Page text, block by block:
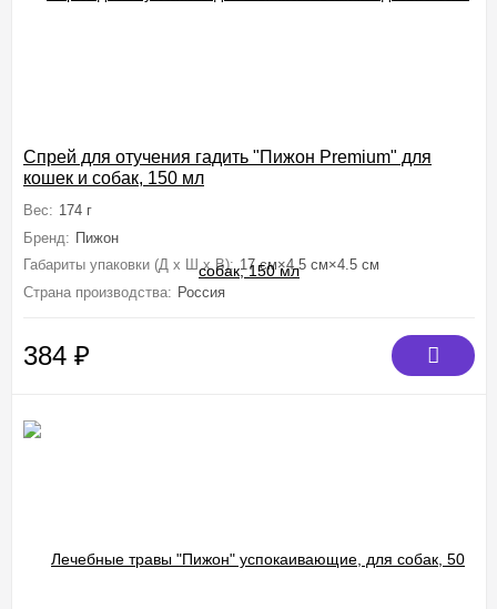
Спрей для отучения гадить "Пижон Premium" для
кошек и собак, 150 мл
Вес: 174 г
Бренд: Пижон
Габариты упаковки (Д х Ш х В): 17 см×4.5 см×4.5 см
Страна производства: Россия
384 ₽